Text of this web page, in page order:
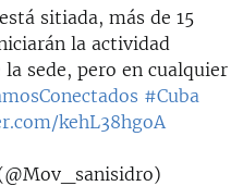
sitiada, más de 15
la actividad
sede, pero en cualquier
#Cuba
kehL38hgoA